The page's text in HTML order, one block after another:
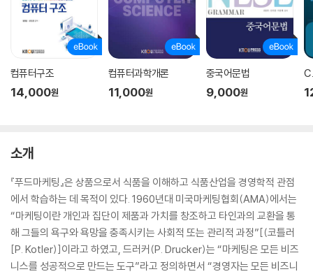
컴퓨터구조
14,000원
컴퓨터과학개론
11,000원
중국어문법
9,000원
C
소개
『푸드마케팅』은 상품으로서 식품을 이해하고 식품산업을 경영학적 관점
에서 학습하는 데 목적이 있다. 1960년대 미국마케팅협회(AMA)에서는
“마케팅이란 개인과 집단이 제품과 가치를 창조하고 타인과의 교환을 통
해 그들의 욕구와 욕망을 충족시키는 사회적 또는 관리적 과정”[(코틀러
[P. Kotler)]이라고 하였고, 드러커(P. Drucker)는 “마케팅은 모든 비즈
니스를 성공적으로 만드는 도구”라고 정의하면서 “경영자는 모든 비즈니